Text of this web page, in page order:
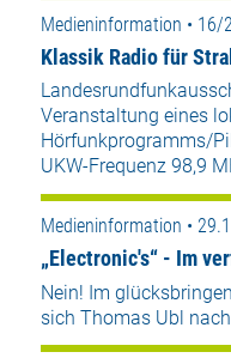
Medieninformation •
Klassik Radio für
Veranstaltung eines
Hörfunkprogramms/
UKW-Frequenz 98,9
Medieninformation •
„Electronic's“ - Im
Nein! Im
sich Thomas Ubl